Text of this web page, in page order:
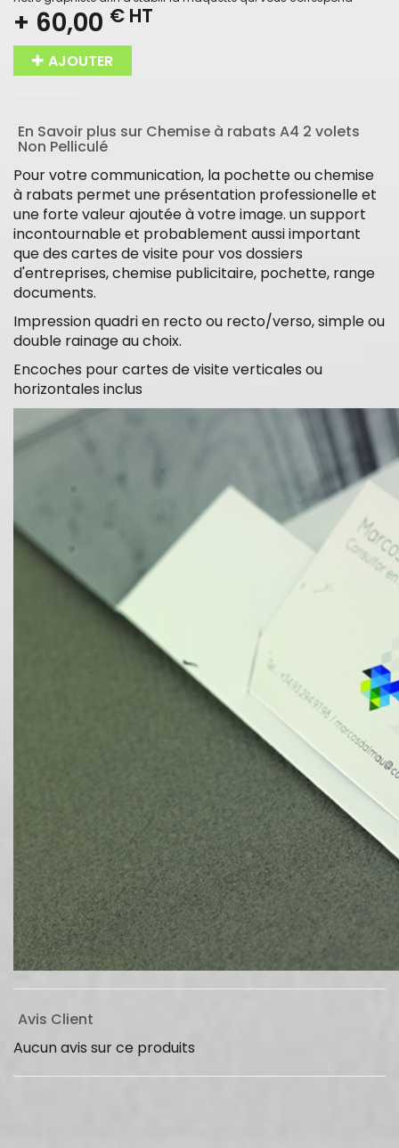
+ 60,00 € HT
AJOUTER
En Savoir plus sur Chemise à rabats A4 2 volets
Non Pelliculé
Pour votre communication, la pochette ou chemise
à rabats permet une présentation professionelle et
une forte valeur ajoutée à votre image. un support
incontournable et probablement aussi important
que des cartes de visite pour vos dossiers
d'entreprises, chemise publicitaire, pochette, range
documents.
Impression quadri en recto ou recto/verso, simple ou
double rainage au choix.
Encoches pour cartes de visite verticales ou
horizontales inclus
Avis Client
Aucun avis sur ce produits